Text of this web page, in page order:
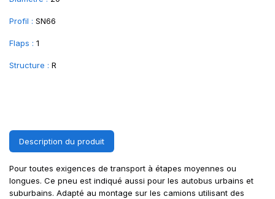
Profil : SN66
Flaps : 1
Structure : R
Description du produit
Pour toutes exigences de transport à étapes moyennes ou
longues. Ce pneu est indiqué aussi pour les autobus urbains et
suburbains. Adapté au montage sur les camions utilisant des